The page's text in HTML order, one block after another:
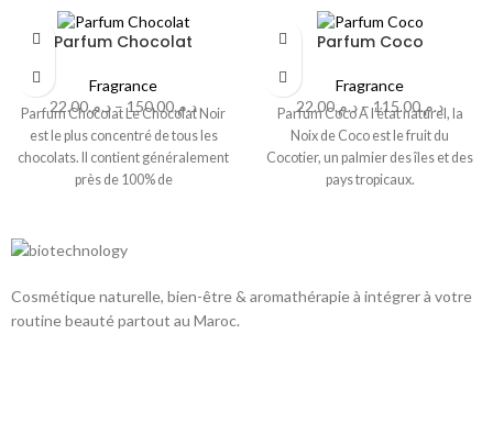
Parfum Chocolat
Fragrance
د.م.22.00 – د.م.150.00
Parfum Chocolat Le Chocolat Noir
est le plus concentré de tous les
chocolats. Il contient généralement
près de 100% de
Parfum Coco
Fragrance
د.م.22.00 – د.م.115.00
Parfum Coco A l’état naturel, la
Noix de Coco est le fruit du
Cocotier, un palmier des îles et des
pays tropicaux.
Cosmétique naturelle, bien-être & aromathérapie à intégrer à votre
routine beauté partout au Maroc.